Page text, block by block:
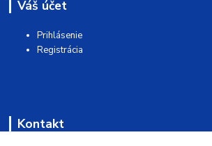
Váš účet
Prihlásenie
Registrácia
Kontakt